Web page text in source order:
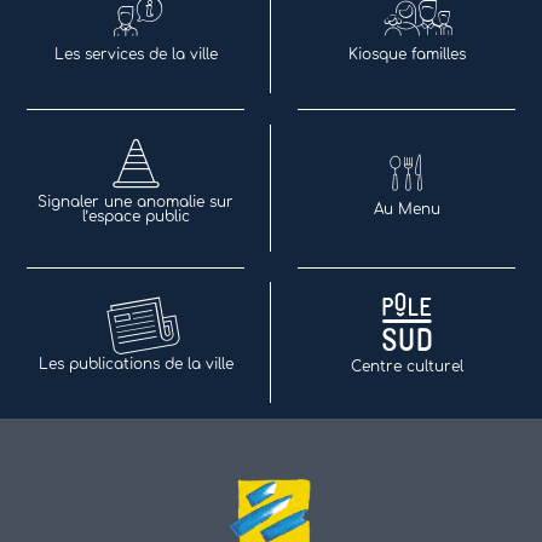
Les services de la ville Kiosque familles
Signaler une anomalie sur
l’espace public
Au Menu
Les publications de la ville Centre culturel